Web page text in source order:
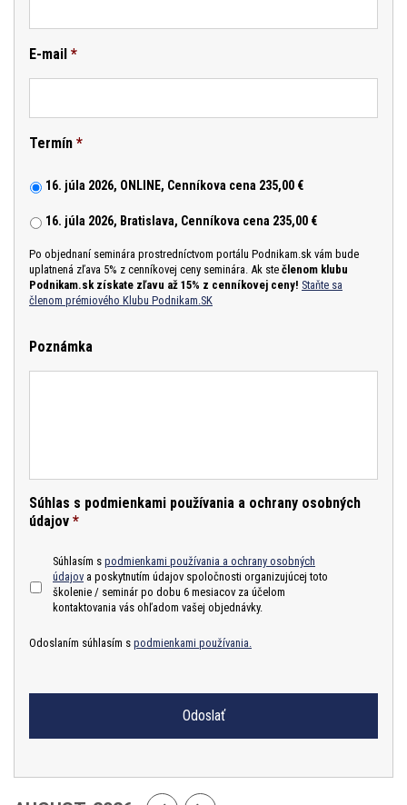
E-mail *
Termín *
16. júla 2026, ONLINE, Cenníkova cena 235,00 €
16. júla 2026, Bratislava, Cenníkova cena 235,00 €
Po objednaní seminára prostredníctvom portálu Podnikam.sk vám bude
uplatnená zľava 5% z cenníkovej ceny seminára. Ak ste členom klubu
Podnikam.sk získate zľavu až 15% z cenníkovej ceny! Staňte sa
členom prémiového Klubu Podnikam.SK
Poznámka
Súhlas s podmienkami používania a ochrany osobných
údajov *
Súhlasím s podmienkami používania a ochrany osobných
údajov a poskytnutím údajov spoločnosti organizujúcej toto
školenie / seminár po dobu 6 mesiacov za účelom
kontaktovania vás ohľadom vašej objednávky.
Odoslaním súhlasím s podmienkami používania.